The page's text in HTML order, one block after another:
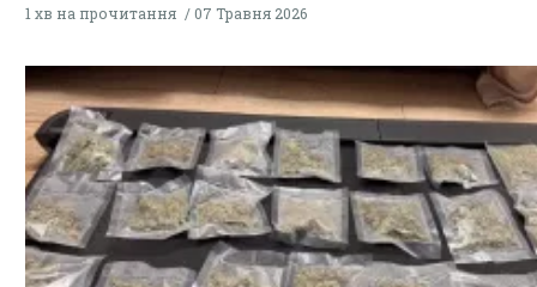
1 хв на прочитання 07 Травня 2026